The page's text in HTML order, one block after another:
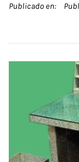
Publicado en: